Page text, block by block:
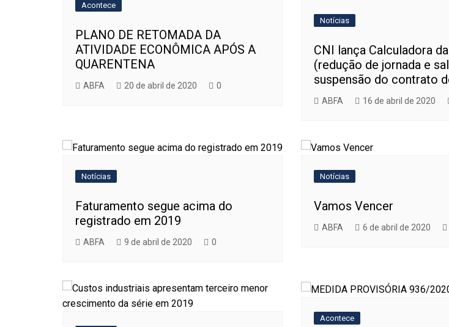
Acontece
PLANO DE RETOMADA DA
ATIVIDADE ECONÔMICA APÓS A
QUARENTENA
ABFA 20 de abril de 2020 0
Notícias
CNI lança Calculadora
(redução de jornada e
suspensão do contrato
ABFA 16 de abril de 2020
Notícias
Faturamento segue acima do
registrado em 2019
ABFA 9 de abril de 2020 0
Notícias
Vamos Vencer
ABFA 6 de abril de 2020
Acontece